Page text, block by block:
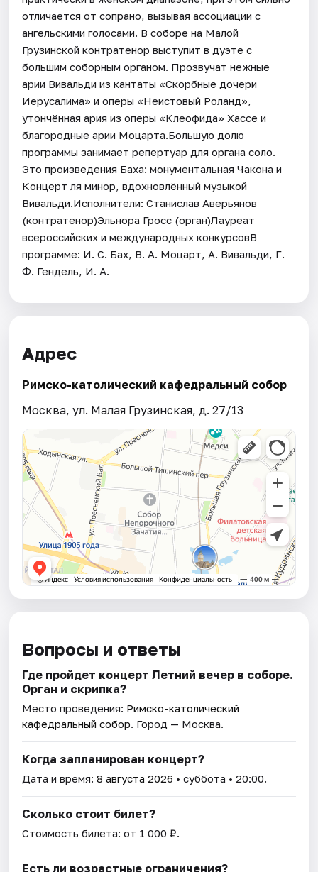
отличается от сопрано, вызывая ассоциации с
ангельскими голосами. В соборе на Малой
Грузинской контратенор выступит в дуэте с
большим соборным органом. Прозвучат нежные
арии Вивальди из кантаты «Скорбные дочери
Иерусалима» и оперы «Неистовый Роланд»,
утончённая ария из оперы «Клеофида» Хассе и
благородные арии Моцарта.Большую долю
программы занимает репертуар для органа соло.
Это произведения Баха: монументальная Чакона и
Концерт ля минор, вдохновлённый музыкой
Вивальди.Исполнители: Станислав Аверьянов
(контратенор)Эльнора Гросс (орган)Лауреат
всероссийских и международных конкурсовВ
программе: И. С. Бах, В. А. Моцарт, А. Вивальди, Г.
Ф. Гендель, И. А.
Адрес
Римско-католический кафедральный собор
Москва, ул. Малая Грузинская, д. 27/13
Вопросы и ответы
Где пройдет концерт Летний вечер в соборе.
Орган и скрипка?
Место проведения: Римско-католический
кафедральный собор. Город — Москва.
Когда запланирован концерт?
Дата и время:8 августа 2026 • суббота • 20:00.
Сколько стоит билет?
Стоимость билета: от 1 000 ₽.
Есть ли возрастные ограничения?